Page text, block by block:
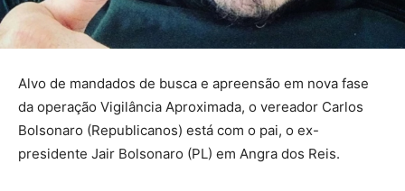
Alvo de mandados de busca e apreensão em nova fase
da operação Vigilância Aproximada, o vereador Carlos
Bolsonaro (Republicanos) está com o pai, o ex-
presidente Jair Bolsonaro (PL) em Angra dos Reis.